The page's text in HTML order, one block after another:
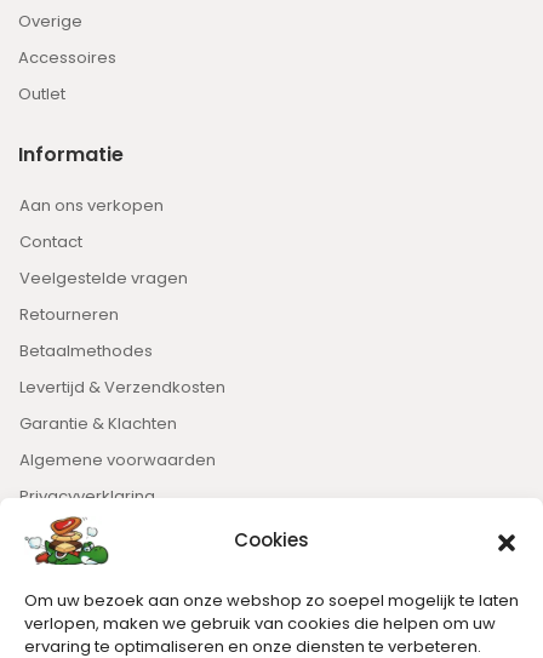
Cookies
Om uw bezoek aan onze webshop zo soepel mogelijk te laten
verlopen, maken we gebruik van cookies die helpen om uw
ervaring te optimaliseren en onze diensten te verbeteren.
Overige
Accessoires
Outlet
Informatie
Aan ons verkopen
Contact
Veelgestelde vragen
Retourneren
Betaalmethodes
Levertijd & Verzendkosten
Garantie & Klachten
Algemene voorwaarden
Privacyverklaring
Nieuwsbrief
Blijft op de hoogte van het laatste nieuws.